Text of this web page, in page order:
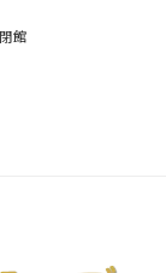
館